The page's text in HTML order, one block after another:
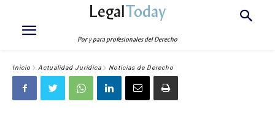
LegalToday
Por y para profesionales del Derecho
Inicio Actualidad Jurídica Noticias de Derecho